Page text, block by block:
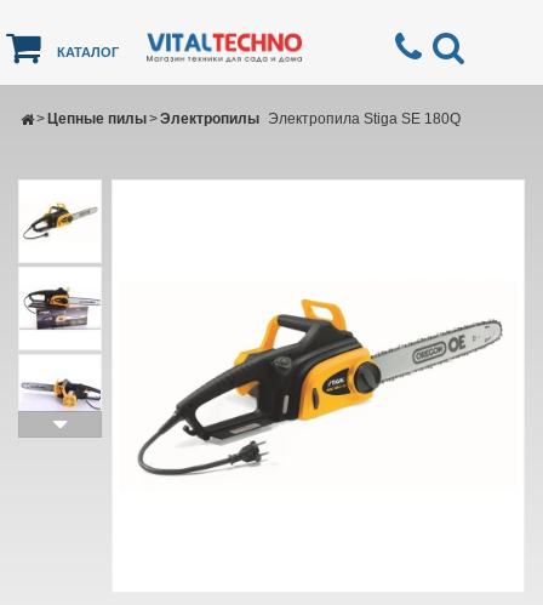
КАТАЛОГ
Цепные пилы
> Электропилы
> Электропила Stiga SE 180Q